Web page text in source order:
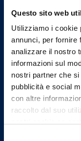
Questo sito web
Utilizziamo i cookie
annunci, per fornire
analizzare il nostro
informazioni sul
nostri partner che
pubblicità e social
con altre
raccolto dal suo
Email PEC
Uffici
Indirizzo
Viale Milano, 27 -